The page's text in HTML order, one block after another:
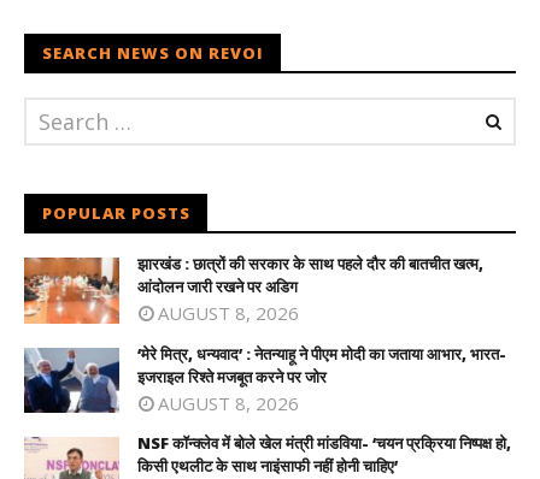
SEARCH NEWS ON REVOI
POPULAR POSTS
झारखंड : छात्रों की सरकार के साथ पहले दौर की बातचीत खत्म,
आंदोलन जारी रखने पर अडिग
AUGUST 8, 2026
‘मेरे मित्र, धन्यवाद’ : नेतन्याहू ने पीएम मोदी का जताया आभार, भारत-
इजराइल रिश्ते मजबूत करने पर जोर
AUGUST 8, 2026
NSF कॉन्क्लेव में बोले खेल मंत्री मांडविया- ‘चयन प्रक्रिया निष्पक्ष हो,
किसी एथलीट के साथ नाइंसाफी नहीं होनी चाहिए’